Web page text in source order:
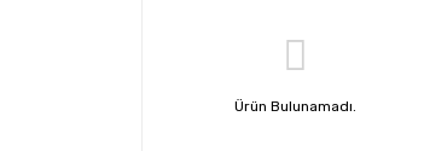
Ürün Bulunamadı.